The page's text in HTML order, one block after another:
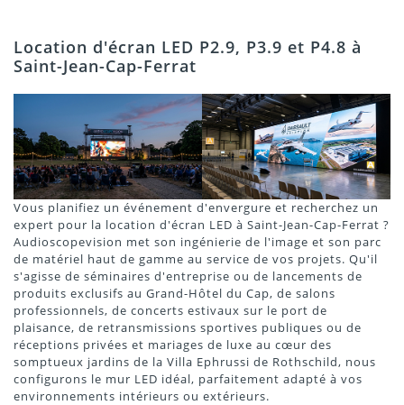
Location d'écran LED P2.9, P3.9 et P4.8 à
Saint-Jean-Cap-Ferrat
Vous planifiez un événement d'envergure et recherchez un
expert pour la location d'écran LED à Saint-Jean-Cap-Ferrat ?
Audioscopevision met son ingénierie de l'image et son parc
de matériel haut de gamme au service de vos projets. Qu'il
s'agisse de séminaires d'entreprise ou de lancements de
produits exclusifs au Grand-Hôtel du Cap, de salons
professionnels, de concerts estivaux sur le port de
plaisance, de retransmissions sportives publiques ou de
réceptions privées et mariages de luxe au cœur des
somptueux jardins de la Villa Ephrussi de Rothschild, nous
configurons le mur LED idéal, parfaitement adapté à vos
environnements intérieurs ou extérieurs.